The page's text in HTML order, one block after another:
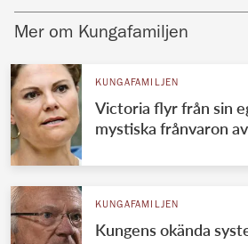
Mer om Kungafamiljen
KUNGAFAMILJEN
Victoria flyr från sin
mystiska frånvaron
KUNGAFAMILJEN
Kungens okända